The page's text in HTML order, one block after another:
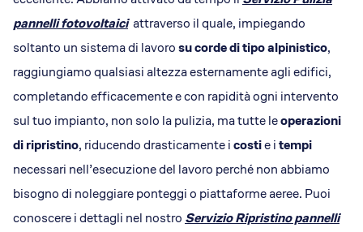
pannelli fotovoltaiciattraverso il quale, impiegando
soltanto un sistema di lavorosu corde di tipo alpinistico,
raggiungiamo qualsiasi altezza esternamente agli edifici,
completando efficacemente e con rapidità ogni intervento
sul tuo impianto, non solo la pulizia, ma tutte leoperazioni
di ripristino, riducendo drasticamente icostie itempi
necessari nell’esecuzione del lavoro perché non abbiamo
bisogno di noleggiare ponteggi o piattaforme aeree. Puoi
conoscere i dettagli nel nostro Servizio Ripristino pannelli